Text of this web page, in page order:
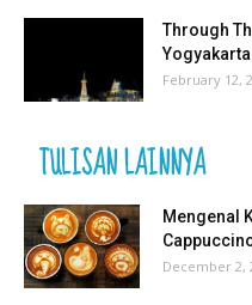
Through
Yogyakarta
February 12,
TULISAN LAINNYA
Mengenal
December 2,